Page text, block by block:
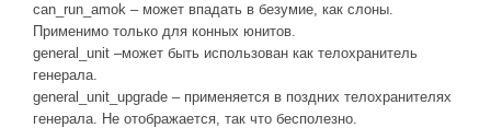
can_run_amok – может впадать в безумие, как слоны.
Применимо только для конных юнитов.
general_unit –может быть использован как телохранитель
генерала.
general_unit_upgrade – применяется в поздних телохранителях
генерала. Не отображается, так что бесполезно.